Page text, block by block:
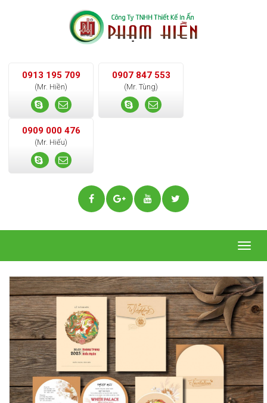
0913 195 709
(Mr. Hiền)
0907 847 553
(Mr. Tùng)
0909 000 476
(Mr. Hiếu)